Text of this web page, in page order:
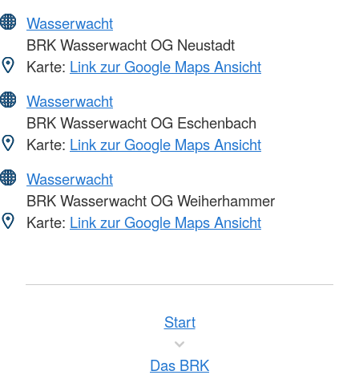
Wasserwacht
BRK Wasserwacht OG Neustadt
Karte: Link zur Google Maps Ansicht
Wasserwacht
BRK Wasserwacht OG Eschenbach
Karte: Link zur Google Maps Ansicht
Wasserwacht
BRK Wasserwacht OG Weiherhammer
Karte: Link zur Google Maps Ansicht
Start
Das BRK